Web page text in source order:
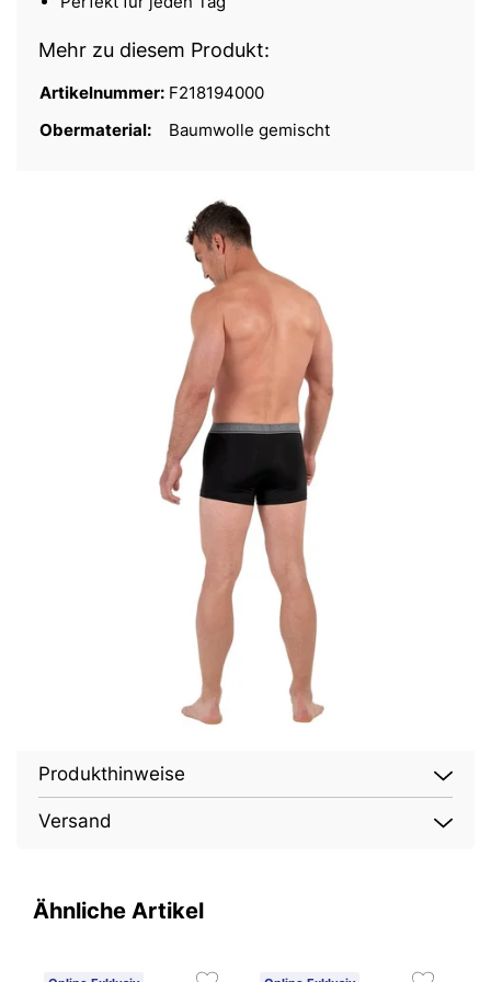
Mehr zu diesem Produkt:
Artikelnummer: F218194000
Obermaterial:
Baumwolle gemischt
Produkthinweise
Versand
Ähnliche Artikel